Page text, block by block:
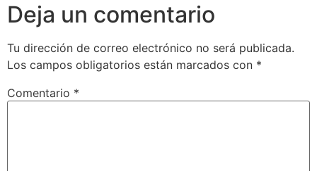
Deja un comentario
Tu dirección de correo electrónico no será publicada.
Los campos obligatorios están marcados con *
Comentario *